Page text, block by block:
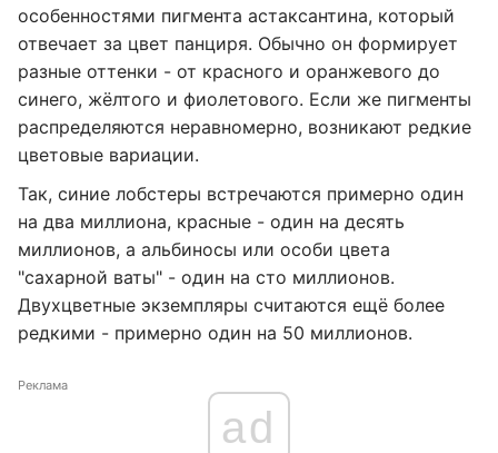
особенностями пигмента астаксантина, который
отвечает за цвет панциря. Обычно он формирует
разные оттенки - от красного и оранжевого до
синего, жёлтого и фиолетового. Если же пигменты
распределяются неравномерно, возникают редкие
цветовые вариации.
Так, синие лобстеры встречаются примерно один
на два миллиона, красные - один на десять
миллионов, а альбиносы или особи цвета
"сахарной ваты" - один на сто миллионов.
Двухцветные экземпляры считаются ещё более
редкими - примерно один на 50 миллионов.
Реклама
ad